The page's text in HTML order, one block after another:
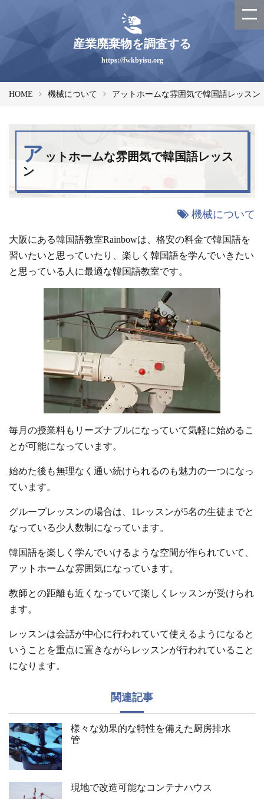
産業廃棄物を調査する
https://fwkbyisu.org
HOME 機械について アットホームな雰囲気で韓国語レッスン
ア ットホームな雰囲気で韓国語レッス
ン
機械について
大阪にある韓国語教室Rainbowは、格安の料金で韓国語を
習いたいと思っていたり、楽しく韓国語を学んでいきたい
と思っている人に最適な韓国語教室です。
毎月の授業料もリーズナブルになっていて気軽に始めるこ
とが可能になっています。
始めた後も無理なく通い続けられるのも魅力の一つになっ
ています。
グループレッスンの場合は、1レッスンが5名の生徒までと
なっている少人数制になっています。
韓国語を楽しく学んでいけるような空間が作られていて、
アットホームな雰囲気になっています。
教師との距離も近くなっていて楽しくレッスンが受けられ
ます。
レッスンは会話が中心に行われていて使えるようになると
いうことを重点に置きながらレッスンが行われていること
になります。
関連記事
様々な効果的な特性を備えた厨房排水
管
現地で改造可能なコンテナハウス